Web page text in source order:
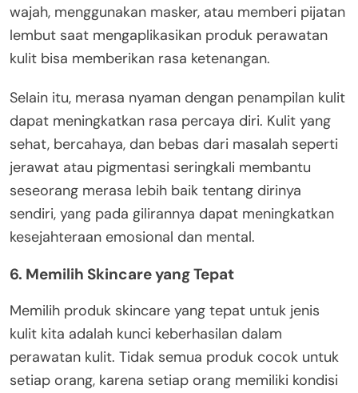
wajah, menggunakan masker, atau memberi pijatan
lembut saat mengaplikasikan produk perawatan
kulit bisa memberikan rasa ketenangan.
Selain itu, merasa nyaman dengan penampilan kulit
dapat meningkatkan rasa percaya diri. Kulit yang
sehat, bercahaya, dan bebas dari masalah seperti
jerawat atau pigmentasi seringkali membantu
seseorang merasa lebih baik tentang dirinya
sendiri, yang pada gilirannya dapat meningkatkan
kesejahteraan emosional dan mental.
6. Memilih Skincare yang Tepat
Memilih produk skincare yang tepat untuk jenis
kulit kita adalah kunci keberhasilan dalam
perawatan kulit. Tidak semua produk cocok untuk
setiap orang, karena setiap orang memiliki kondisi